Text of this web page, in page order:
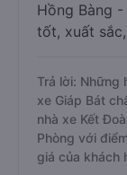
Hồng Bàng
tốt, xuất
Trả lời: Những
xe Giáp Bát
nhà xe Kết
Phòng với
giá của khách